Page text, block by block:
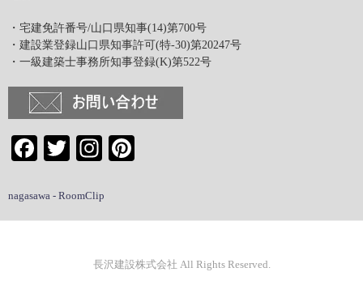
・宅建免許番号/山口県知事(14)第700号
・建設業登録山口県知事許可(特-30)第20247号
・一級建築士事務所知事登録(K)第522号
FacebookTwitter Instagram
nagasawa - RoomClip
長沢建設株式会社 All Rights Reserved.